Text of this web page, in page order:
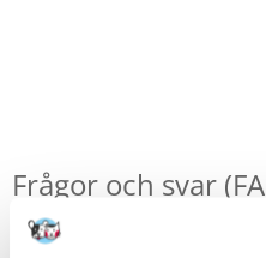
Frågor och svar